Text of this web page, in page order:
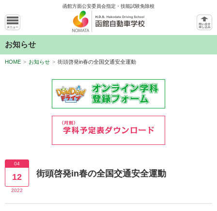
函館方面公安委員会指定・技能試験免除校
お知らせ
HOME > お知らせ > 街頭啓発in春の全国交通安全運動
04
12
2022
街頭啓発in春の全国交通安全運動